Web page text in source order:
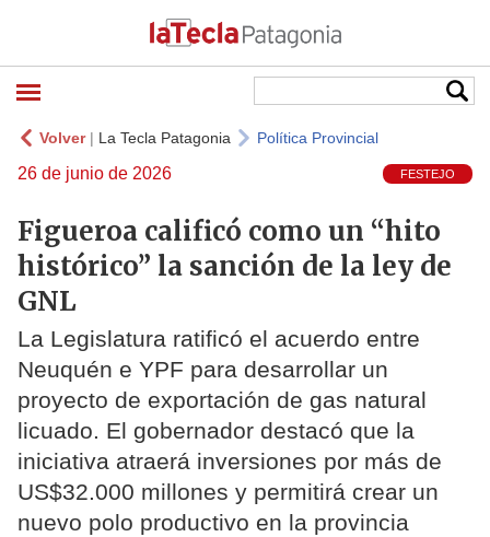
Volver| La Tecla Patagonia Política Provincial
26 de junio de 2026 FESTEJO
Figueroa calificó como un “hito
histórico” la sanción de la ley de
GNL
La Legislatura ratificó el acuerdo entre
Neuquén e YPF para desarrollar un
proyecto de exportación de gas natural
licuado. El gobernador destacó que la
iniciativa atraerá inversiones por más de
US$32.000 millones y permitirá crear un
nuevo polo productivo en la provincia